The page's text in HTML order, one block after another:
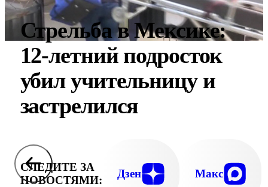
Стрельба в Мексике:
12-летний подросток
убил учительницу и
застрелился
СЛЕДИТЕ ЗА
НОВОСТЯМИ:
Дзен Макс